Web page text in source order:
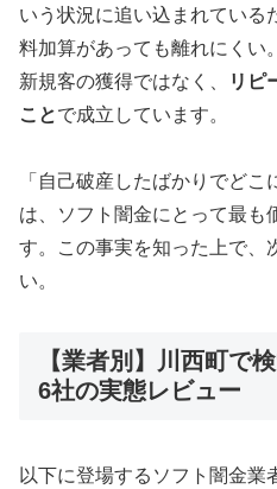
いう状況に追い込まれている
料加算があっても離れにくい
新規客の獲得ではなく、
リピ
ことで成立しています。
「自己破産したばかりでどこ
は、ソフト闇金にとって最も
す。この事実を知った上で、
い。
【業者別】川西町で
6社の実態レビュー
以下に登場するソフト闇金業